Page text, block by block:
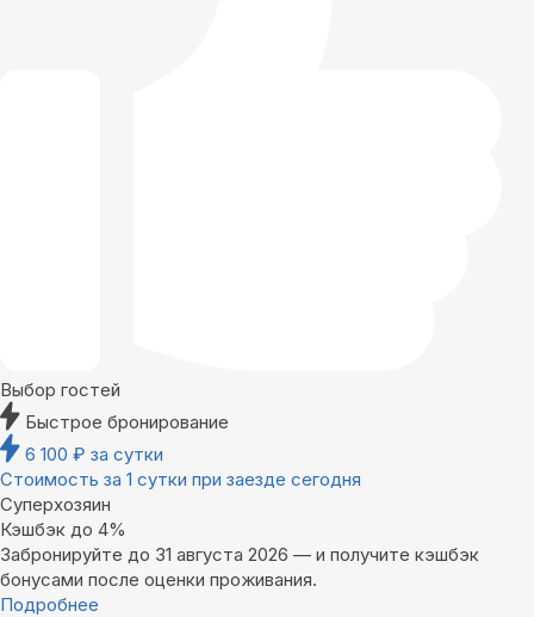
Выбор гостей
Быстрое бронирование
6 100 ₽ за сутки
Стоимость за 1 сутки при заезде сегодня
Суперхозяин
Кэшбэк до 4%
Забронируйте до 31 августа 2026 — и получите кэшбэк
бонусами после оценки проживания.
Подробнее